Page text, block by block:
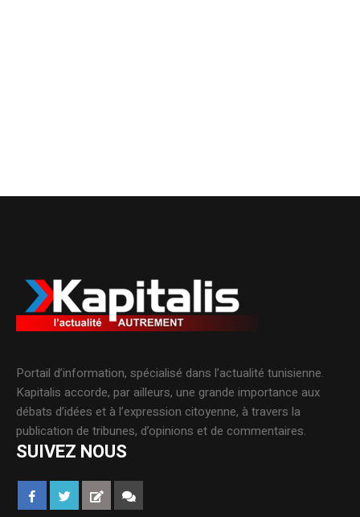
Portail d’information, spécialisé dans l’actualité tunisienne.
Kapitalis accorde, par ailleurs, une grande importance aux
débats d’idées et à l’expression citoyenne, à travers la
publication de tribunes, d’opinions et de commentaires.
SUIVEZ NOUS